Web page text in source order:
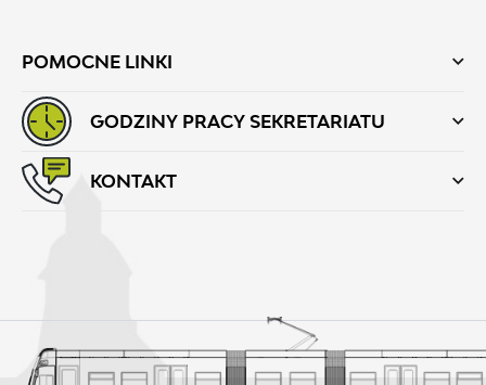
POMOCNE LINKI
GODZINY PRACY SEKRETARIATU
KONTAKT